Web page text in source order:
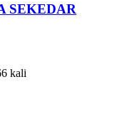
SEKEDAR
kali